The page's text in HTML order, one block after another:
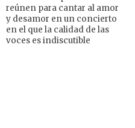
reúnen para cantar al amor
y desamor en un concierto
en el que la calidad de las
voces es indiscutible